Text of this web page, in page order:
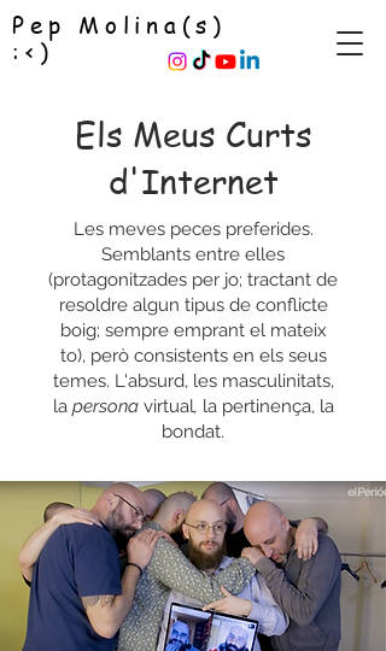
Pep Molina(s)
:<)
Els Meus Curts
d'Internet
Les meves peces preferides.
Semblants entre elles
(protagonitzades per jo; tractant de
resoldre algun tipus de conflicte
boig; sempre emprant el mateix
to), però consistents en els seus
temes. L'absurd, les masculinitats,
la persona virtual, la pertinença, la
bondat.